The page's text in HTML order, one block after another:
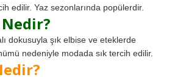
edilir. Yaz sezonlarında popülerdir.
dokusuyla şık elbise ve eteklerde
nedeniyle modada sık tercih edilir.